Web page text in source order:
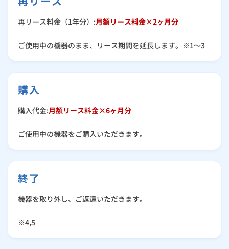
再リース料金（1年分）:月額リース料金×2ヶ月分
ご使用中の機器のまま、リース期間を延長します。※1～3
購入
購入代金:月額リース料金×6ヶ月分
ご使用中の機器をご購入いただきます。
終了
機器を取り外し、ご返還いただきます。
※4,5